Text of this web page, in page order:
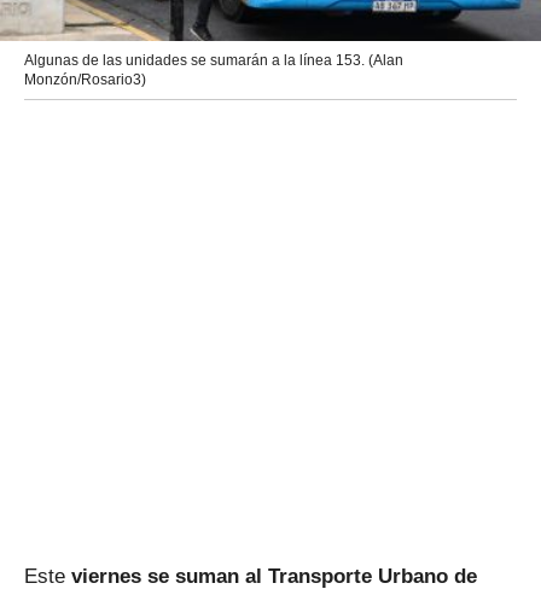
Algunas de las unidades se sumarán a la línea 153. (Alan
Monzón/Rosario3)
Este viernes se suman al Transporte Urbano de